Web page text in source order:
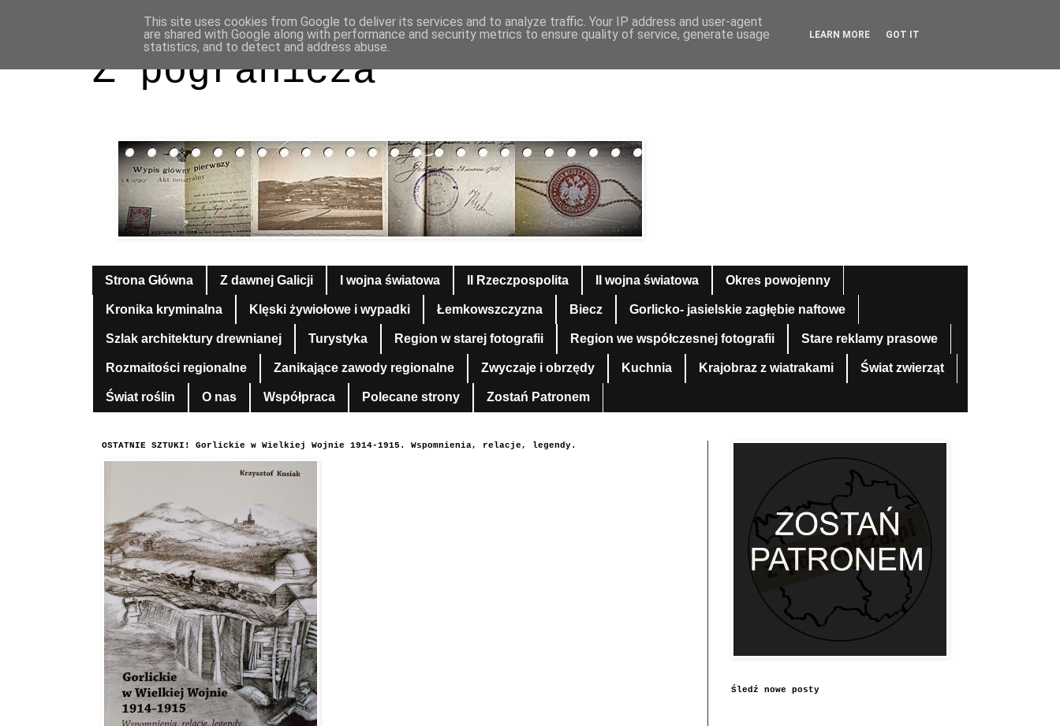
Z pogranicza
Strona Główna Z dawnej Galicji I wojna światowa II Rzeczpospolita II wojna światowa Okres powojenny
Kronika kryminalna Klęski żywiołowe i wypadki Łemkowszczyzna Biecz Gorlicko- jasielskie zagłębie naftowe
Szlak architektury drewnianej Turystyka Region w starej fotografii Region we współczesnej fotografii Stare reklamy prasowe
Rozmaitości regionalne Zanikające zawody regionalne Zwyczaje i obrzędy Kuchnia Krajobraz z wiatrakami Świat zwierząt
Świat roślin O nas Współpraca Polecane strony Zostań Patronem
OSTATNIE SZTUKI! Gorlickie w Wielkiej Wojnie 1914-1915. Wspomnienia, relacje, legendy.
Śledź nowe posty
This site uses cookies from Google to deliver its services and to analyze traffic. Your IP address and user-agent
are shared with Google along with performance and security metrics to ensure quality of service, generate usage
statistics, and to detect and address abuse.
LEARN MORE GOT IT